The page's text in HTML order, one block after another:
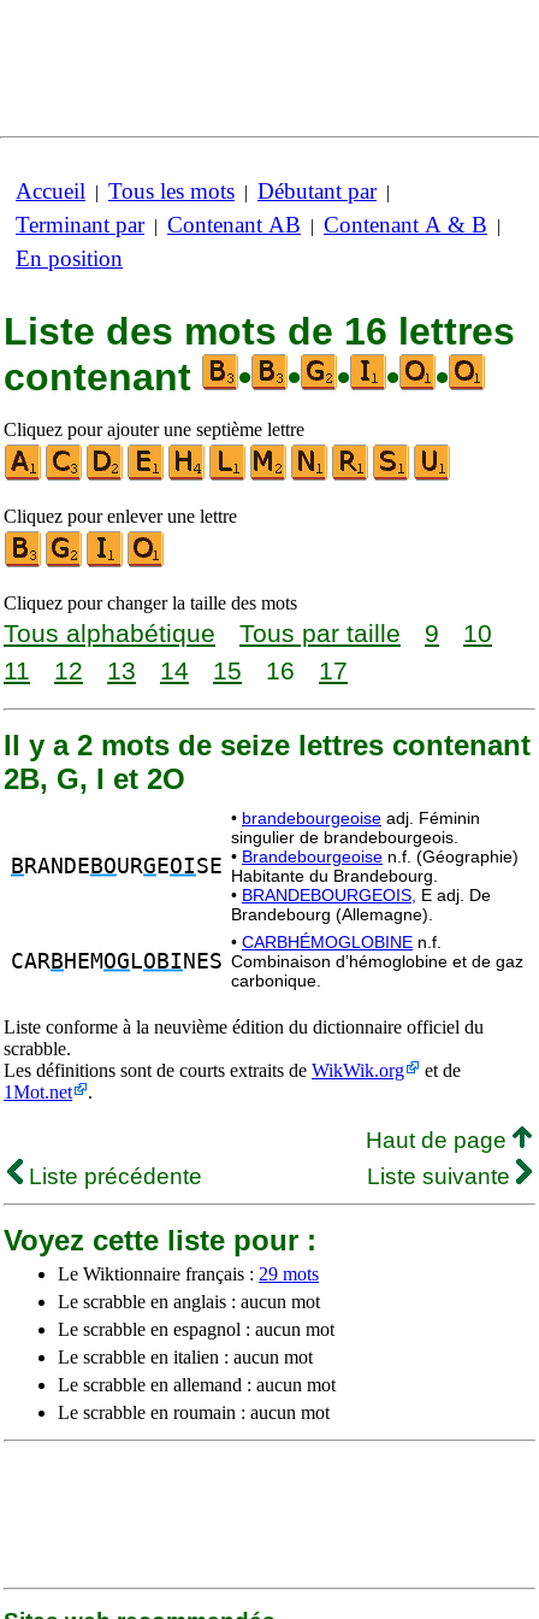
Accueil | Tous les mots | Débutant par|
Terminant par| Contenant AB | Contenant A & B |
En position
Liste des mots de 16 lettres
contenant
• • • • •
Cliquez pour ajouter une septième lettre
Cliquez pour enlever une lettre
Cliquez pour changer la taille des mots
Tous alphabétique Tous par taille 9
10
11
12 13 14 15 16 17
Il y a 2 mots de seize lettres contenant
2B, G, I et 2O
B RANDE BOURG EOISE
• brandebourgeoise adj. Féminin
singulier de brandebourgeois.
• Brandebourgeoise n.f. (Géographie)
Habitante du Brandebourg.
• BRANDEBOURGEOIS, E adj. De
Brandebourg (Allemagne).
CARB HEMOG LOBI NES
• CARBHÉMOGLOBINE n.f.
Combinaison d’hémoglobine et de gaz
carbonique.
Liste conforme à la neuvième édition du dictionnaire officiel du
scrabble.
Les définitions sont de courts extraits de WikWik.org
et de
1Mot.net
.
Haut de page
Liste précédente
Liste suivante
Voyez cette liste pour :
Le Wiktionnaire français : 29 mots
Le scrabble en anglais : aucun mot
Le scrabble en espagnol : aucun mot
Le scrabble en italien : aucun mot
Le scrabble en allemand : aucun mot
Le scrabble en roumain : aucun mot